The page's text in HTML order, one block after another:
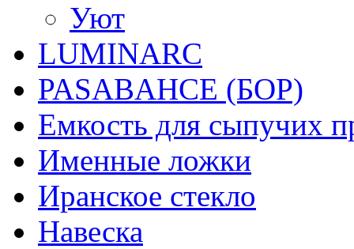
Уют
LUMINARC
PASABAHCE (БОР)
Емкость для сыпучих
Именные ложки
Иранское стекло
Навеска